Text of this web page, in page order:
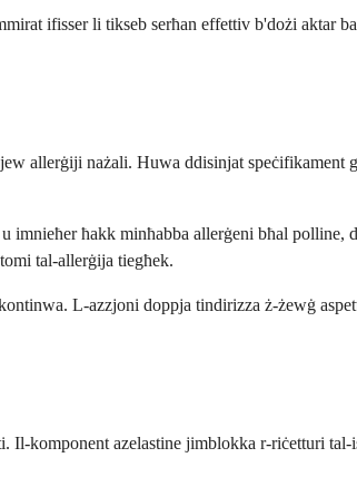
ifisser li tikseb serħan effettiv b'dożi aktar
allerġiji nażali. Huwa ddisinjat speċifikament
imnieħer ħakk minħabba allerġeni bħal polline,
tal-allerġija tiegħek.
L-azzjoni doppja tindirizza ż-żewġ
Il-komponent azelastine jimblokka r-riċetturi